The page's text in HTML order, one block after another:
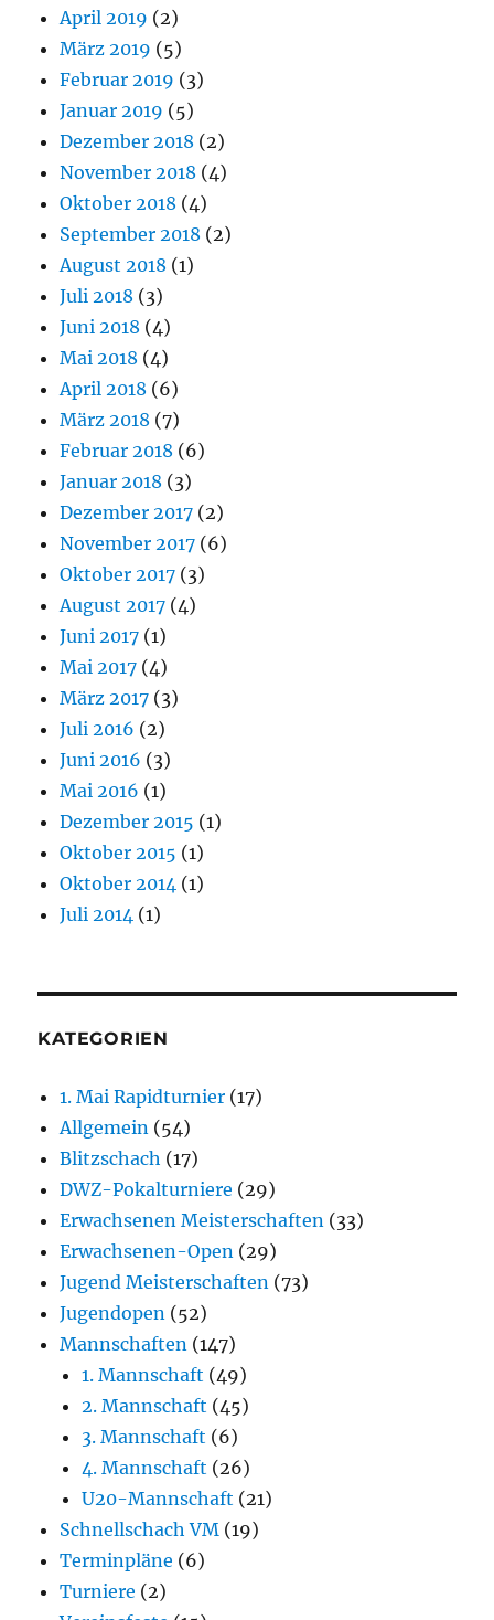
April 2019 (2)
März 2019 (5)
Februar 2019 (3)
Januar 2019 (5)
Dezember 2018 (2)
November 2018 (4)
Oktober 2018 (4)
September 2018 (2)
August 2018 (1)
Juli 2018 (3)
Juni 2018 (4)
Mai 2018 (4)
April 2018 (6)
März 2018 (7)
Februar 2018 (6)
Januar 2018 (3)
Dezember 2017 (2)
November 2017 (6)
Oktober 2017 (3)
August 2017 (4)
Juni 2017 (1)
Mai 2017 (4)
März 2017 (3)
Juli 2016 (2)
Juni 2016 (3)
Mai 2016 (1)
Dezember 2015 (1)
Oktober 2015 (1)
Oktober 2014 (1)
Juli 2014 (1)
KATEGORIEN
1. Mai Rapidturnier (17)
Allgemein (54)
Blitzschach (17)
DWZ-Pokalturniere (29)
Erwachsenen Meisterschaften (33)
Erwachsenen-Open (29)
Jugend Meisterschaften (73)
Jugendopen (52)
Mannschaften (147)
1. Mannschaft (49)
2. Mannschaft (45)
3. Mannschaft (6)
4. Mannschaft (26)
U20-Mannschaft (21)
Schnellschach VM (19)
Terminpläne (6)
Turniere (2)